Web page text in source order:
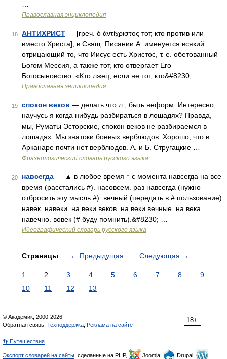
Православная энциклопедия
18 АНТИХРИСТ — [греч. ὁ ἀντίχριστος тот, кто против или
вместо Христа], в Свящ. Писании А. именуется всякий
отрицающий то, что Иисус есть Христос, т. е. обетованный
Богом Мессия, а также тот, кто отвергает Его
Богосыновство: «Кто лжец, если не тот, кто&#8230; …
Православная энциклопедия
19 спокон веков — делать что л.; быть неформ. Интересно,
научусь я когда нибудь разбираться в лошадях? Правда,
мы, Руматы Эсторские, спокон веков не разбираемся в
лошадях. Мы знатоки боевых верблюдов. Хорошо, что в
Арканаре почти нет верблюдов. А. и Б. Стругацкие …
Фразеологический словарь русского языка
20 навсегда — ▲ в любое время ↑ с момента навсегда на все
время (расстались #). насовсем. раз навсегда (нужно
отбросить эту мысль #). вечный (передать в # пользование).
навек. навеки. на веки веков. на веки вечные. на века.
навечно. вовек (# буду помнить).&#8230; …
Идеографический словарь русского языка
Страницы ← Предыдущая Следующая →
1 2 3 4 5 6 7 8
9
10
11 12 13
18+
© Академик, 2000-2026
Обратная связь: Техподдержка Реклама на сайте
👣 Путешествия
Экспорт словарей на сайты , сделанные на PHP, Joomla,
Drupal,